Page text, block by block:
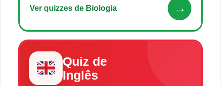
Ver quizzes de Biologia →
Quiz de
Inglês